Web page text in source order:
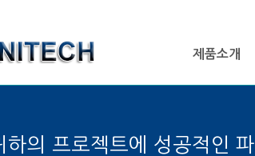
제품소개
하의 프로젝트에 성공적인